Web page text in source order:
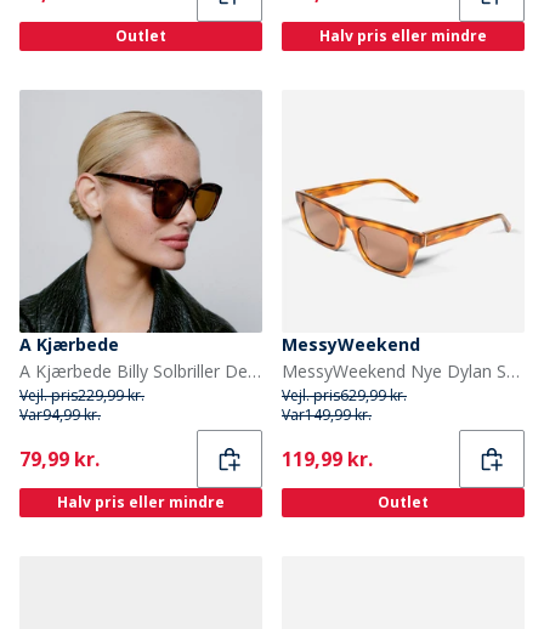
Outlet Halv pris eller mindre
A Kjærbede
A Kjærbede Billy Solbriller Demi Tortoise
Vejl. pris229,99 kr.
Var94,99 kr.
Current
79,99 kr.
Halv pris eller mindre
MessyWeekend
MessyWeekend Nye Dylan Solbriller Havana
Vejl. pris629,99 kr.
Var149,99 kr.
Current
119,99 kr.
Outlet